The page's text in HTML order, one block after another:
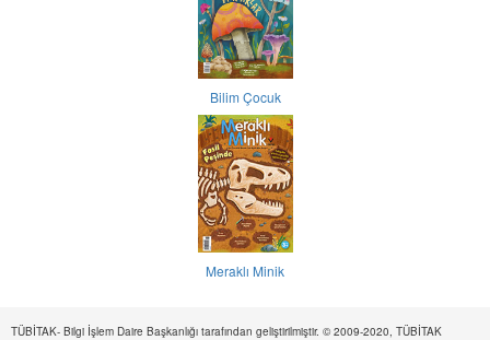
Bilim Çocuk
Meraklı Minik
TÜBİTAK- Bilgi İşlem Daire Başkanlığı tarafından geliştirilmiştir. © 2009-2020, TÜBİTAK